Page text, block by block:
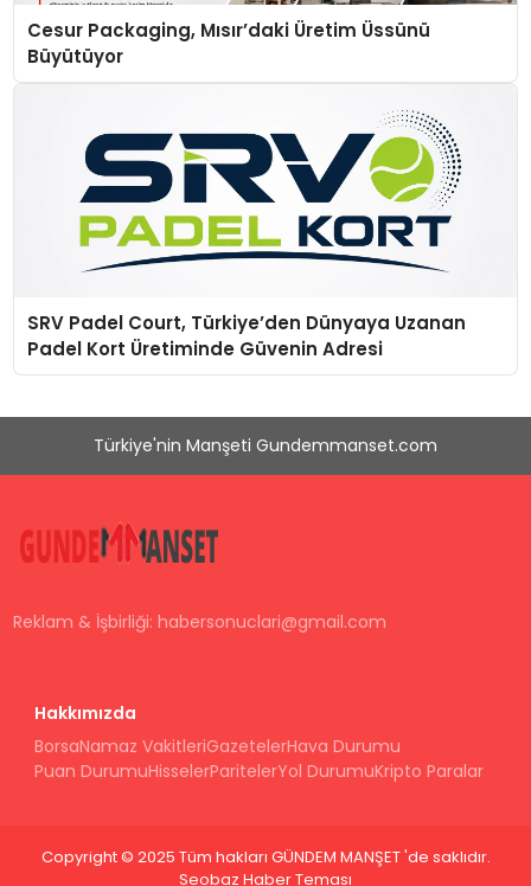
Cesur Packaging, Mısır’daki Üretim Üssünü
Büyütüyor
SRV Padel Court, Türkiye’den Dünyaya Uzanan
Padel Kort Üretiminde Güvenin Adresi
Türkiye'nin Manşeti Gundemmanset.com
Reklam & İşbirliği:habersonuclari@gmail.com
Hakkımızda
BorsaNamaz VakitleriGazetelerHava Durumu
Puan DurumuHisselerParitelerYol DurumuKripto Paralar
Copyright © 2025 Tüm hakları GÜNDEM MANŞET 'de saklıdır.
Seobaz Haber Teması